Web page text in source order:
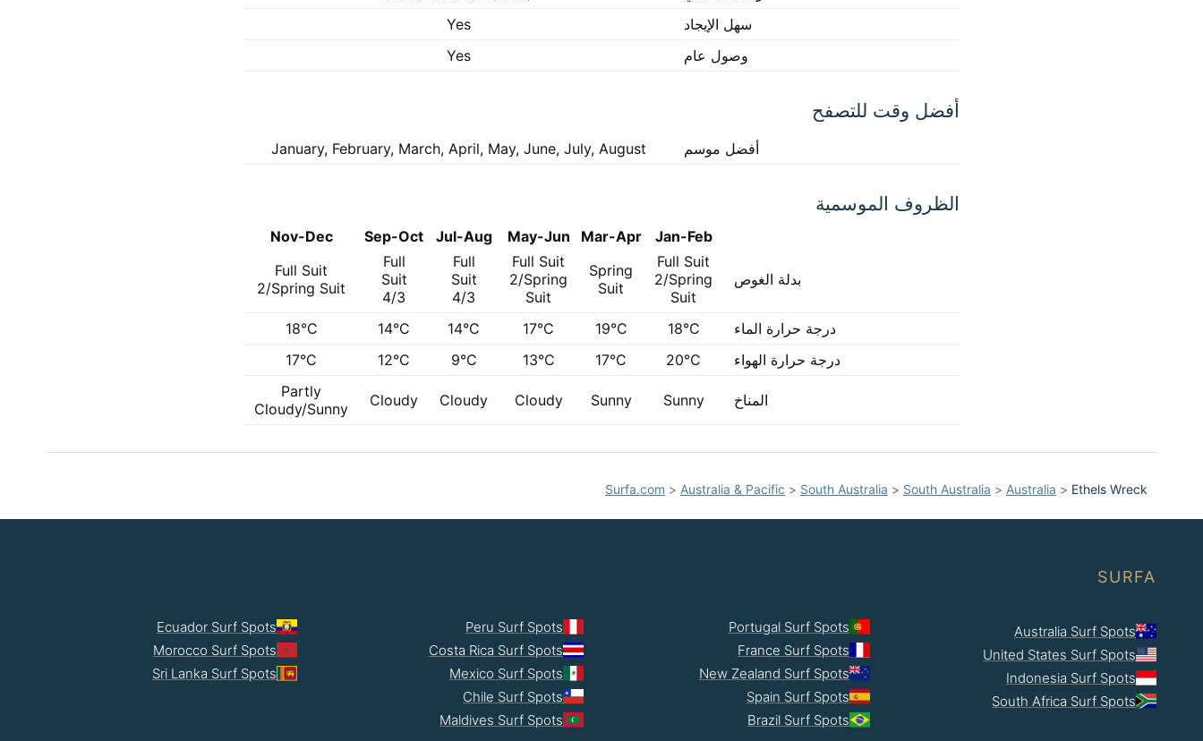
سهل الإيجاد
Yes
وصول عام
Yes
أفضل وقت للتصفح
أفضل موسم January, February, March, April, May, June, July, August
الظروف الموسمية
Jan-Feb
Mar-Apr
May-Jun
Jul-Aug
Sep-Oct
Nov-Dec
بدلة الغوص
Full Suit
2/Spring
Suit
Spring
Suit
Full Suit
2/Spring
Suit
Full
Suit
4/3
Full
Suit
4/3
Full Suit
2/Spring Suit
درجة حرارة الماء 18°C
19°C
17°C
14°C
14°C
18°C
درجة حرارة الهواء
20°C
17°C
13°C
9°C
12°C
17°C
المناخ Sunny
Sunny
Cloudy
Cloudy
Cloudy
Partly
Cloudy/Sunny
Surfa.com > Australia & Pacific > South Australia > South Australia > Australia > Ethels Wreck
SURFA
Australia Surf Spots
United States Surf Spots
Indonesia Surf Spots
South Africa Surf Spots
Portugal Surf Spots
France Surf Spots
New Zealand Surf Spots
Spain Surf Spots
Brazil Surf Spots
Peru Surf Spots
Costa Rica Surf Spots
Mexico Surf Spots
Chile Surf Spots
Maldives Surf Spots
Ecuador Surf Spots
Morocco Surf Spots
Sri Lanka Surf Spots